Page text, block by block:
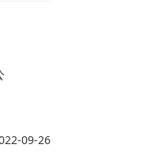
09-26